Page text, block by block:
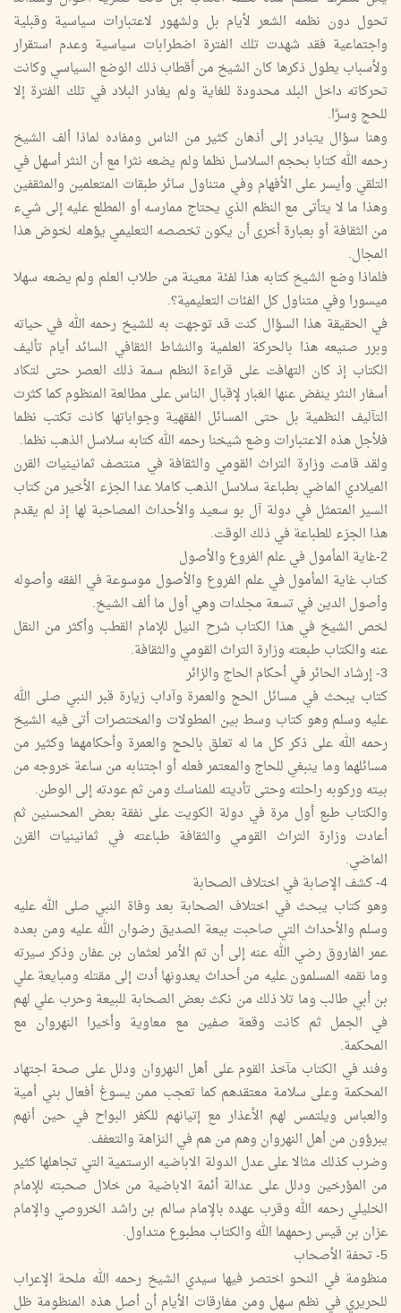
تحول دون نظمه الشعر لأيام بل ولشهور لاعتبارات سياسية وقبلية
واجتماعية فقد شهدت تلك الفترة اضطرابات سياسية وعدم استقرار
ولأسباب يطول ذكرها كان الشيخ من أقطاب ذلك الوضع السياسي وكانت
تحركاته داخل البلد محدودة للغاية ولم يغادر البلاد في تلك الفترة إلا
للحج وسرًا.
وهنا سؤال يتبادر إلى أذهان كثير من الناس ومفاده لماذا ألف الشيخ
رحمه الله كتابا بحجم السلاسل نظما ولم يضعه نثرا مع أن النثر أسهل في
التلقي وأيسر على الأفهام وفي متناول سائر طبقات المتعلمين والمثقفين
وهذا ما لا يتأتى مع النظم الذي يحتاج ممارسه أو المطلع عليه إلى شيء
من الثقافة أو بعبارة أخرى أن يكون تخصصه التعليمي يؤهله لخوض هذا
المجال.
فلماذا وضع الشيخ كتابه هذا لفئة معينة من طلاب العلم ولم يضعه سهلا
ميسورا وفي متناول كل الفئات التعليمية؟.
في الحقيقة هذا السؤال كنت قد توجهت به للشيخ رحمه الله في حياته
وبرر صنيعه هذا بالحركة العلمية والنشاط الثقافي السائد أيام تأليف
الكتاب إذ كان التهافت على قراءة النظم سمة ذلك العصر حتى لتكاد
أسفار النثر ينفض عنها الغبار لإقبال الناس على مطالعة المنظوم كما كثرت
التآليف النظمية بل حتى المسائل الفقهية وجواباتها كانت تكتب نظما
فلأجل هذه الاعتبارات وضع شيخنا رحمه الله كتابه سلاسل الذهب نظما.
ولقد قامت وزارة التراث القومي والثقافة في منتصف ثمانينيات القرن
الميلادي الماضي بطباعة سلاسل الذهب كاملا عدا الجزء الأخير من كتاب
السير المتمثل في دولة آل بو سعيد والأحداث المصاحبة لها إذ لم يقدم
هذا الجزء للطباعة في ذلك الوقت.
2-غاية المأمول في علم الفروع والأصول
كتاب غاية المأمول في علم الفروع والأصول موسوعة في الفقه وأصوله
وأصول الدين في تسعة مجلدات وهي أول ما ألف الشيخ.
لخص الشيخ في هذا الكتاب شرح النيل للإمام القطب وأكثر من النقل
عنه والكتاب طبعته وزارة التراث القومي والثقافة.
3- إرشاد الحائر في أحكام الحاج والزائر
كتاب يبحث في مسائل الحج والعمرة وآداب زيارة قبر النبي صلى الله
عليه وسلم وهو كتاب وسط بين المطولات والمختصرات أتى فيه الشيخ
رحمه الله على ذكر كل ما له تعلق بالحج والعمرة وأحكامهما وكثير من
مسائلهما وما ينبغي للحاج والمعتمر فعله أو اجتنابه من ساعة خروجه من
بيته وركوبه راحلته وحتى تأديته للمناسك ومن ثم عودته إلى الوطن.
والكتاب طبع أول مرة في دولة الكويت على نفقة بعض المحسنين ثم
أعادت وزارة التراث القومي والثقافة طباعته في ثمانينيات القرن
الماضي.
4- كشف الإصابة في اختلاف الصحابة
وهو كتاب يبحث في اختلاف الصحابة بعد وفاة النبي صلى الله عليه
وسلم والأحداث التي صاحبت بيعة الصديق رضوان الله عليه ومن بعده
عمر الفاروق رضي الله عنه إلى أن تم الأمر لعثمان بن عفان وذكر سيرته
وما نقمه المسلمون عليه من أحداث يعدونها أدت إلى مقتله ومبايعة علي
بن أبي طالب وما تلا ذلك من نكث بعض الصحابة للبيعة وحرب علي لهم
في الجمل ثم كانت وقعة صفين مع معاوية وأخيرا النهروان مع
المحكمة.
وفند في الكتاب مآخذ القوم على أهل النهروان ودلل على صحة اجتهاد
المحكمة وعلى سلامة معتقدهم كما تعجب ممن يسوغ أفعال بني أمية
والعباس ويلتمس لهم الأعذار مع إتيانهم للكفر البواح في حين أنهم
يبرؤون من أهل النهروان وهم من هم في النزاهة والتعفف.
وضرب كذلك مثالا على عدل الدولة الاباضيه الرستمية التي تجاهلها كثير
من المؤرخين ودلل على عدالة أئمة الاباضية من خلال صحبته للإمام
الخليلي رحمه الله وقرب عهده بالإمام سالم بن راشد الخروصي والإمام
عزان بن قيس رحمهما الله والكتاب مطبوع متداول.
5- تحفة الأصحاب
منظومة في النحو اختصر فيها سيدي الشيخ رحمه الله ملحة الإعراب
للحريري في نظم سهل ومن مفارقات الأيام أن أصل هذه المنظومة ظل